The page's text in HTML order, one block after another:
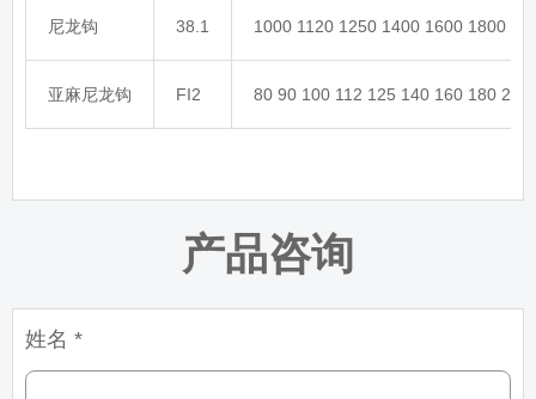
尼龙钩 38.1 1000 1120 1250 1400 1600 1800
亚麻尼龙钩 FI2 80 90 100 112 125 140 160 180
产品咨询
姓名 *